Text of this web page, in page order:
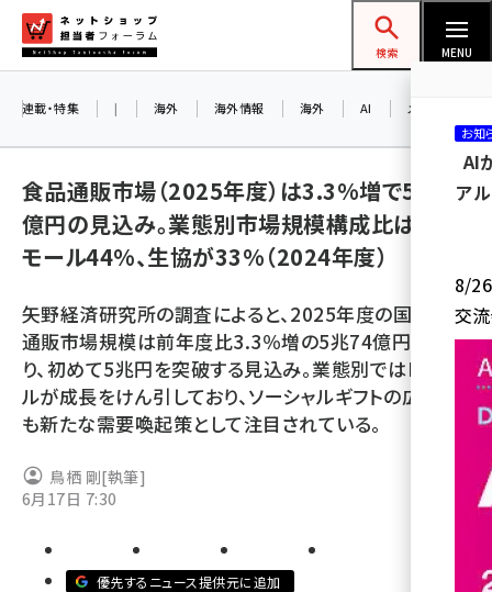
ン
ネットショップ担当者フォーラム
検索 MENU
amazon (2249)
楽天 (1871)
ecbeing (1207)
アスクル (1119)
ビィ・フォアード (773)
連載・特集 | 海外 海外情報 海外 AI メタバース
食品通販市場（2025年度）は3.3%増で5兆74
億円の見込み。業態別市場規模構成比はEC
モール44%、生協が33%（2024年度）
矢野経済研究所の調査によると、2025年度の国内食品
通販市場規模は前年度比3.3％増の5兆74億円とな
り、初めて5兆円を突破する見込み。業態別ではECモー
ルが成長をけん引しており、ソーシャルギフトの広がり
も新たな需要喚起策として注目されている。
鳥栖 剛[執筆]
6月17日 7:30
優先するニュース提供元に追加
お知
AI
ア
8/26
交